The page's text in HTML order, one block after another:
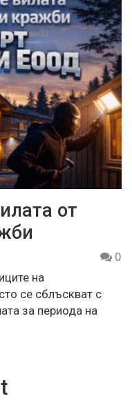
от
0
на
се сблъскват с
за периода на